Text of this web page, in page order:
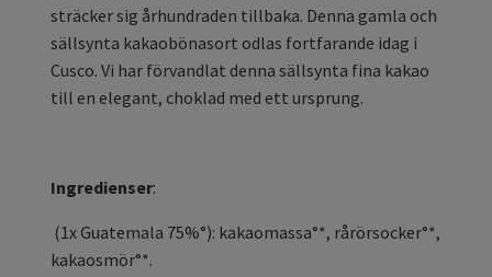
sträcker sig århundraden tillbaka. Denna gamla och
sällsynta kakaobönasort odlas fortfarande idag i
Cusco. Vi har förvandlat denna sällsynta fina kakao
till en elegant, choklad med ett ursprung.
Ingredienser:
(1x Guatemala 75%°): kakaomassa°*, rårörsocker°*,
kakaosmör°*.